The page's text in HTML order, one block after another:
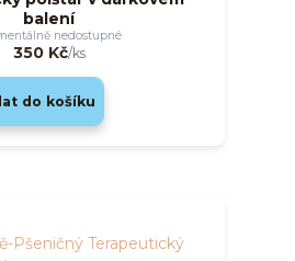
balení
350 Kč/ks
nedostupné
do košíku